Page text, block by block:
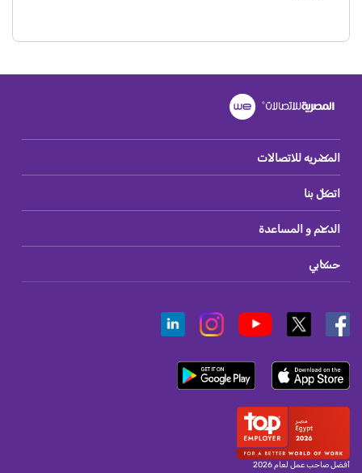
المصريه للاتصالات
اتصل بنا
الدعم و المساعدة
حسابي
أفضل صاحب عمل لعام 2026